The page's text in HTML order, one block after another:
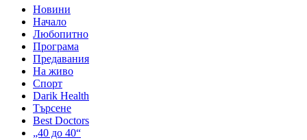
Новини
Начало
Любопитно
Програма
Предавания
На живо
Спорт
Darik Health
Търсене
Best Doctors
„40 до 40“